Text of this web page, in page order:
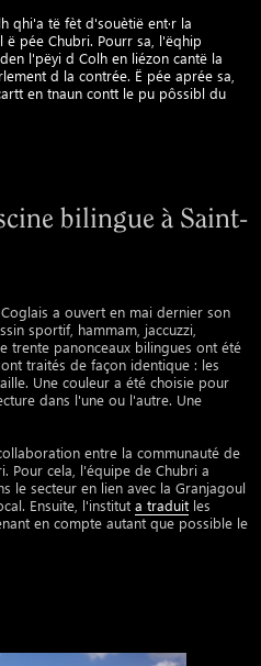
qhi'a të fèt d'souètië ent·r la
ë pée Chubri. Pourr sa, l'ëqhip
l'pëyi d Colh en liézon cantë la
d la contrée. Ë pée aprée sa,
en tnaun contt le pu pôssibl du
bilingue à Saint-
a ouvert en mai dernier son
sportif, hammam, jaccuzzi,
trente panonceaux bilingues ont été
traités de façon identique : les
Une couleur a été choisie pour
dans l'une ou l'autre. Une
entre la communauté de
Pour cela, l'équipe de Chubri a
le secteur en lien avec la Granjagoul
Ensuite, l'institut a traduit les
en compte autant que possible le